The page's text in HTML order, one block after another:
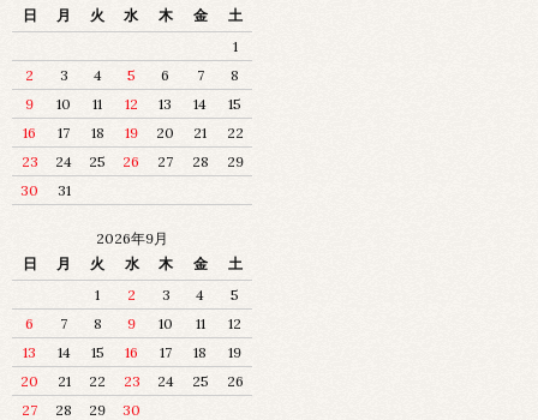
日
月 火 水 木 金
土
1
2
3 4 5 6 7
8
9
10 11 12 13 14
15
16
17 18 19 20 21
22
23
24 25 26 27 28
29
30
31
2026年9月
日
月 火 水 木 金
土
1
2 3 4
5
6
7 8 9 10 11
12
13
14 15 16 17 18
19
20
21 22 23 24 25
26
27
28 29 30